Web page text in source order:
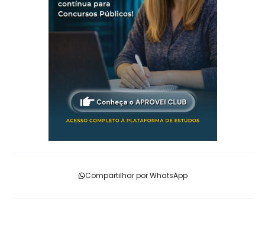
Compartilhar por WhatsApp